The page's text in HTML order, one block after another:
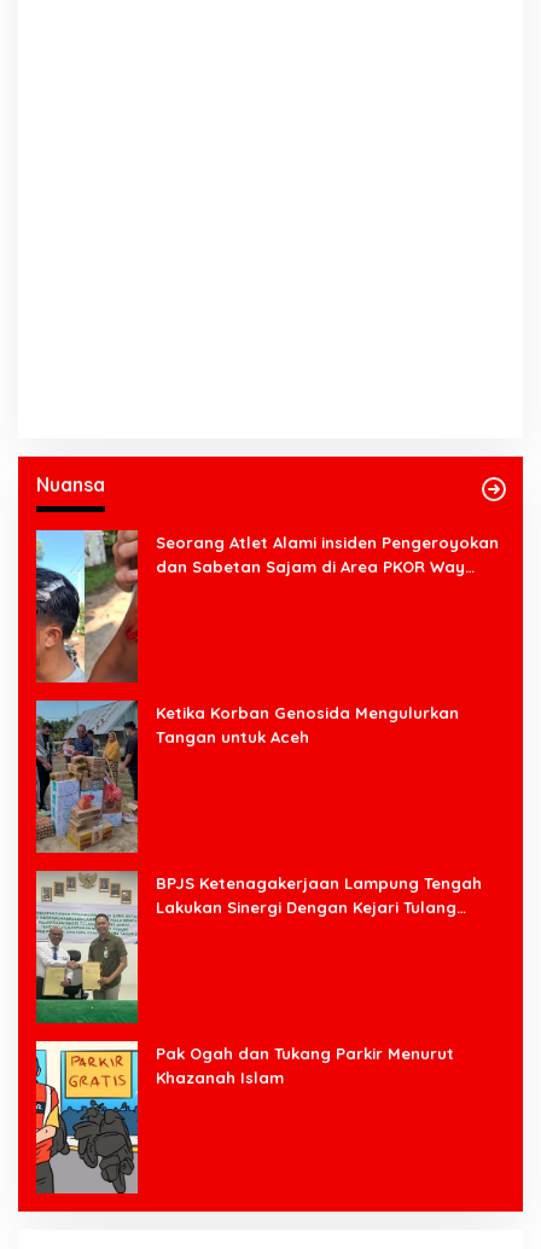
Nuansa
Seorang Atlet Alami insiden Pengeroyokan
dan Sabetan Sajam di Area PKOR Way
Ketika Korban Genosida Mengulurkan
Tangan untuk Aceh
BPJS Ketenagakerjaan Lampung Tengah
Lakukan Sinergi Dengan Kejari Tulang
Pak Ogah dan Tukang Parkir Menurut
Khazanah Islam